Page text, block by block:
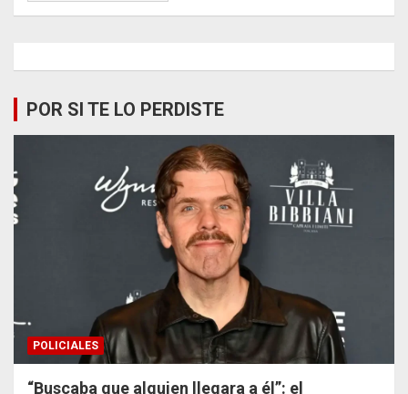
POR SI TE LO PERDISTE
POLICIALES
“Buscaba que alguien llegara a él”: el